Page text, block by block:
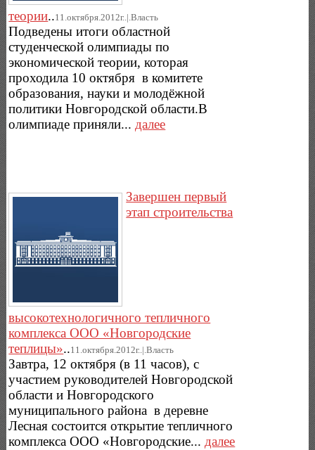
теории..11.октября.2012г..|.Власть
Подведены итоги областной
студенческой олимпиады по
экономической теории, которая
проходила 10 октября в комитете
образования, науки и молодёжной
политики Новгородской области.В
олимпиаде приняли... далее
Завершен первый
этап строительства
высокотехнологичного тепличного
комплекса ООО «Новгородские
теплицы»..11.октября.2012г..|.Власть
Завтра, 12 октября (в 11 часов), с
участием руководителей Новгородской
области и Новгородского
муниципального района в деревне
Лесная состоится открытие тепличного
комплекса ООО «Новгородские...далее